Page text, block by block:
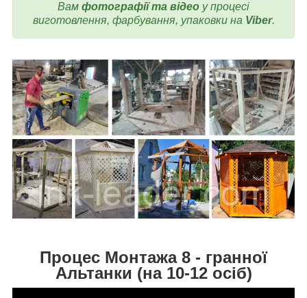
Вам фотографії та відео у процесі
виготовлення, фарбування, упаковки на Viber.
Процес Монтажа 8 - гранної
Альтанки (на 10-12 осіб)